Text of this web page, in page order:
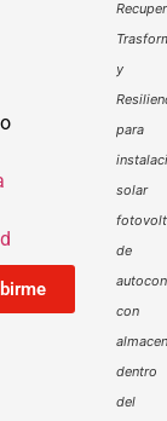
y
para
solar
de
con
dentro
del